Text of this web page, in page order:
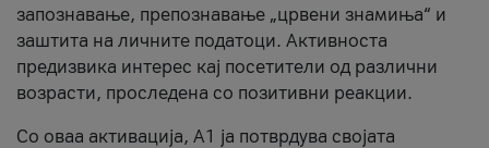
запознавање, препознавање „црвени знамиња“ и
заштита на личните податоци. Активноста
предизвика интерес кај посетители од различни
возрасти, проследена со позитивни реакции.
Со оваа активација, А1 ја потврдува својата